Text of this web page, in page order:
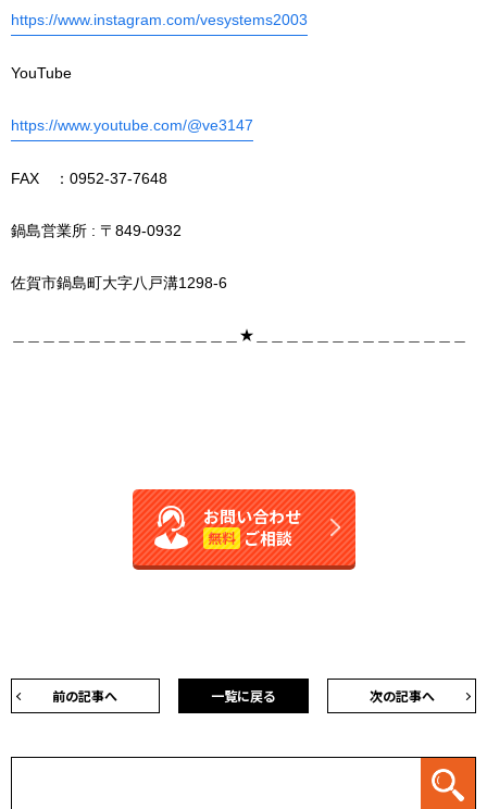
https://www.instagram.com/vesystems2003
YouTube
https://www.youtube.com/@ve3147
FAX ：0952-37-7648
鍋島営業所 : 〒849-0932
佐賀市鍋島町大字八戸溝1298-6
＿＿＿＿＿＿＿＿＿＿＿＿＿＿＿★＿＿＿＿＿＿＿＿＿＿＿＿＿＿
お問い合わせ
無料 ご相談
前の記事へ 次の記事へ
一覧に戻る